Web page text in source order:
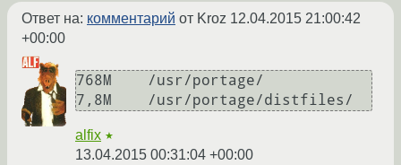
Ответ на: комментарий от Kroz 12.04.2015 21:00:42
+00:00
768M	/usr/portage/
alfix ★
13.04.2015 00:31:04 +00:00